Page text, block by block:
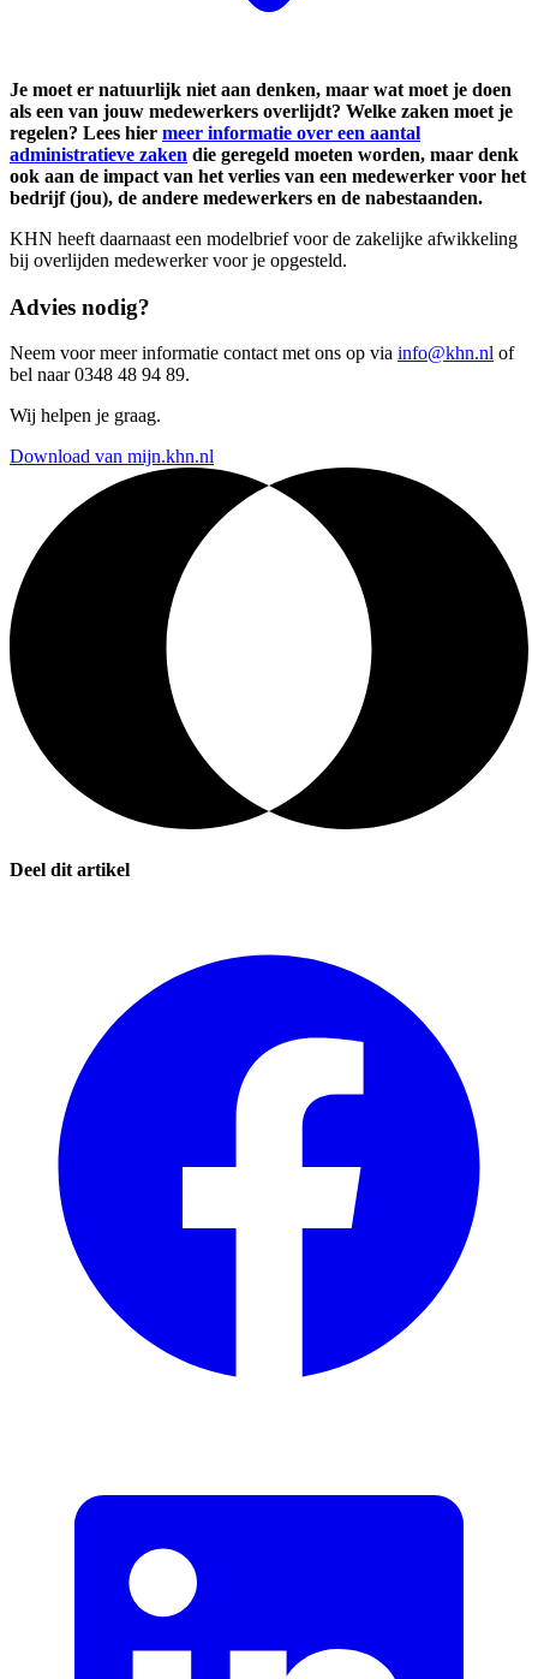
Je moet er natuurlijk niet aan denken, maar wat moet je doen
als een van jouw medewerkers overlijdt? Welke zaken moet je
regelen? Lees hier meer informatie over een aantal
administratieve zaken die geregeld moeten worden, maar denk
ook aan de impact van het verlies van een medewerker voor het
bedrijf (jou), de andere medewerkers en de nabestaanden.
KHN heeft daarnaast een modelbrief voor de zakelijke afwikkeling
bij overlijden medewerker voor je opgesteld.
Advies nodig?
Neem voor meer informatie contact met ons op via info@khn.nl of
bel naar 0348 48 94 89.
Wij helpen je graag.
Download van mijn.khn.nl
Deel dit artikel